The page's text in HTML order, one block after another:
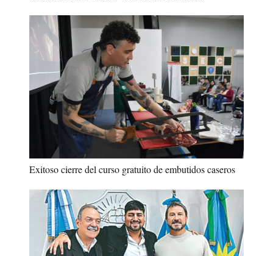
Exitoso cierre del curso gratuito de embutidos caseros